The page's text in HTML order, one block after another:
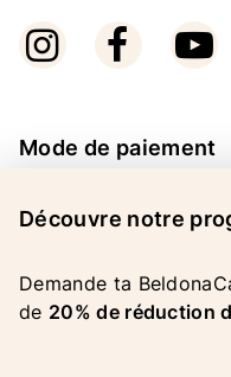
Mode de paiement
COPYRIGHT 2026
Découvre notre
Demande ta
de 20% de réduction